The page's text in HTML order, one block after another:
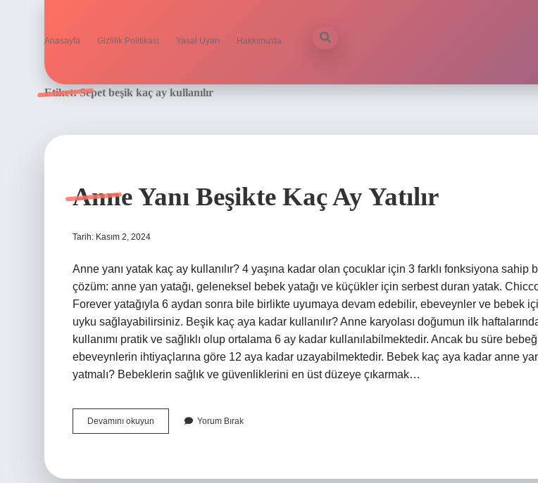
Anasayfa Gizlilik Politikası Yasal Uyarı Hakkımızda
Etiket:Sepet beşik kaç ay kullanılır
Anne Yanı Beşikte Kaç Ay Yatılır
Tarih: Kasım 2, 2024
Anne yanı yatak kaç ay kullanılır? 4 yaşına kadar olan çocuklar için 3 farklı fonksiyona sahip
çözüm: anne yan yatağı, geleneksel bebek yatağı ve küçükler için serbest duran yatak.
Forever yatağıyla 6 aydan sonra bile birlikte uyumaya devam edebilir, ebeveynler ve bebek
uyku sağlayabilirsiniz. Beşik kaç aya kadar kullanılır? Anne karyolası doğumun ilk
kullanımı pratik ve sağlıklı olup ortalama 6 ay kadar kullanılabilmektedir. Ancak bu süre
ebeveynlerin ihtiyaçlarına göre 12 aya kadar uzayabilmektedir. Bebek kaç aya kadar anne
yatmalı? Bebeklerin sağlık ve güvenliklerini en üst düzeye çıkarmak…
Devamını okuyun
Yanı
Yorum Bırak